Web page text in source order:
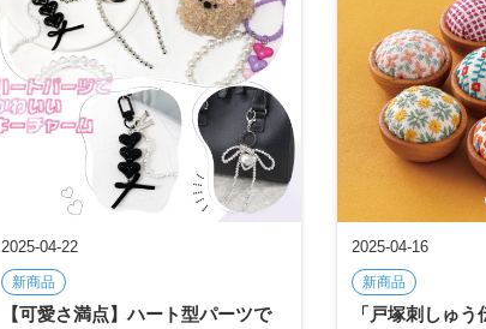
2025-04-22
新商品
【可愛さ満点】ハート型パーツで
2025-04-16
新商品
「戸塚刺しゅ